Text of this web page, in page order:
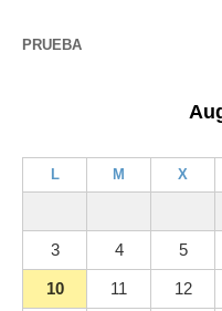
PRUEBA
L M X
3 4 5
10 11 12